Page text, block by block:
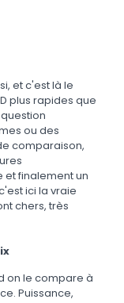
et c'est là le
plus rapides que
ou des
comparaison,
finalement un
ici la vraie
chers, très
on le compare à
Puissance,